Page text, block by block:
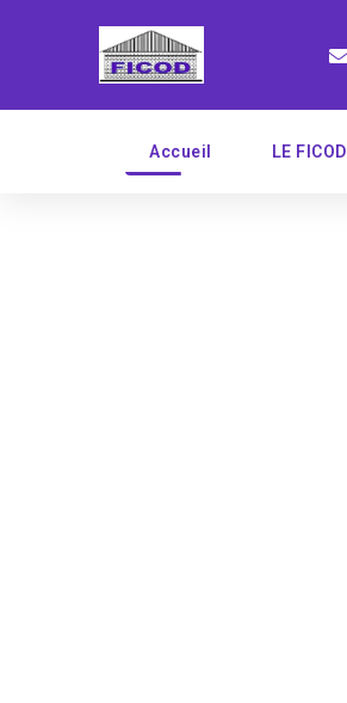
Accueil LE FICOD